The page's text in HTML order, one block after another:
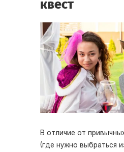
квест
В отличие от
(где нужно выбраться